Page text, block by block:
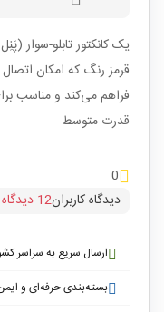
یک کانکتور تابلو-سوار
فراهم می‌کند و مناسب
قدرت متوسط
0
دیدگاه کاربران12 دیدگاه
ارسال سریع به سراسر
بسته‌بندی حرفه‌ای و